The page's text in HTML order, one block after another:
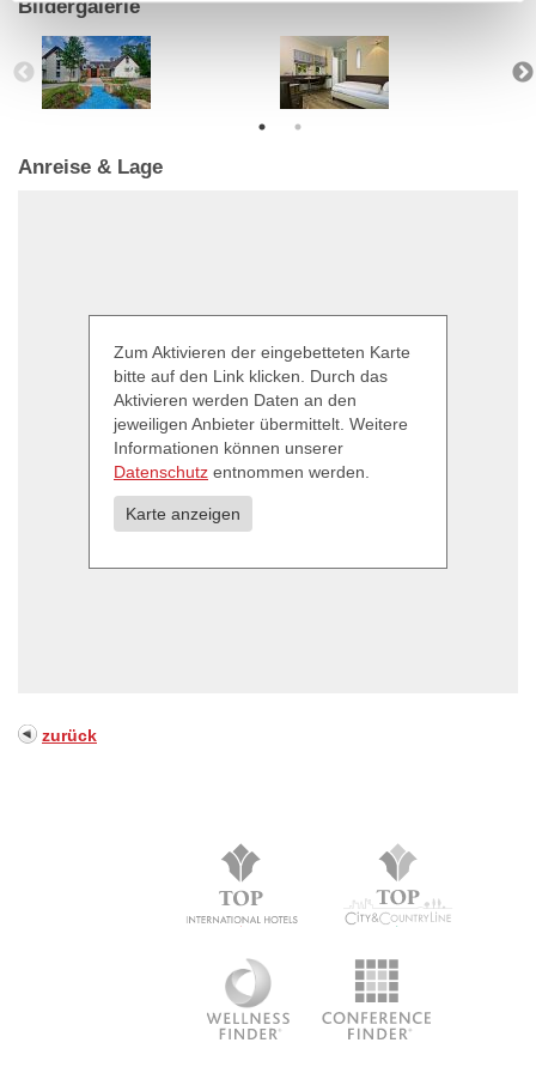
Bildergalerie
Anreise & Lage
Zum Aktivieren der eingebetteten Karte
bitte auf den Link klicken. Durch das
Aktivieren werden Daten an den
jeweiligen Anbieter übermittelt. Weitere
Informationen können unserer
Datenschutz entnommen werden.
Karte anzeigen
zurück